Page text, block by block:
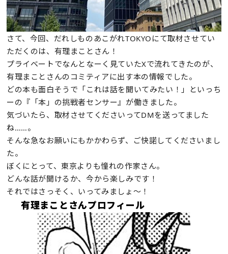
さて、今回、だれしものあこがれTOKYOにて取材させてい
ただくのは、有理まことさん！
プライベートでなんとなーく見ていたXで流れてきたのが、
有理まことさんのコミティアに出す本の情報でした。
どの本も面白そうで「これは話を聞いてみたい！」といっち
ーの『「本」の挑戦者センサー』が働きました。
気づいたら、取材させてくださいってDMを送ってました
ね……。
そんな急なお願いにもかかわらず、ご快諾してくださいまし
た。
ぼくにとって、東京よりも憧れの作家さん。
どんな話が聞けるか、今から楽しみです！
それではさっそく、いってみましょ～！
有理まことさんプロフィール